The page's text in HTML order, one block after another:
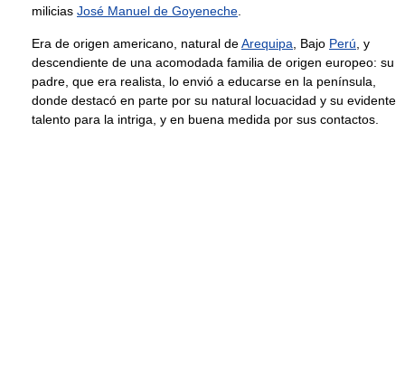
milicias José Manuel de Goyeneche
Era de origen americano, natural deArequipa , Bajo Perú , y
descendiente de una acomodada familia de origen europeo: su
padre, que era realista, lo envió a educarse en la península,
donde destacó en parte por su natural locuacidad y su evidente
talento para la intriga, y en buena medida por sus contactos.